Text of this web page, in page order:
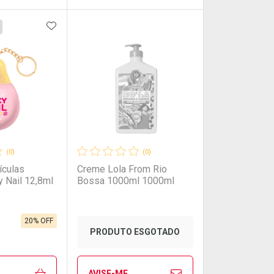
Desconto
Desconto
Laboratório
Ativar Desconto
Comprar sem Desconto
Por Menos
Comprar sem Desconto
(0)
Nail 12,8ml
20% OFF
ADICIONAR AOS FAVORITOS
(0)
Creme Lola From Rio
Bossa 1000ml 1000ml
PRODUTO ESGOTADO